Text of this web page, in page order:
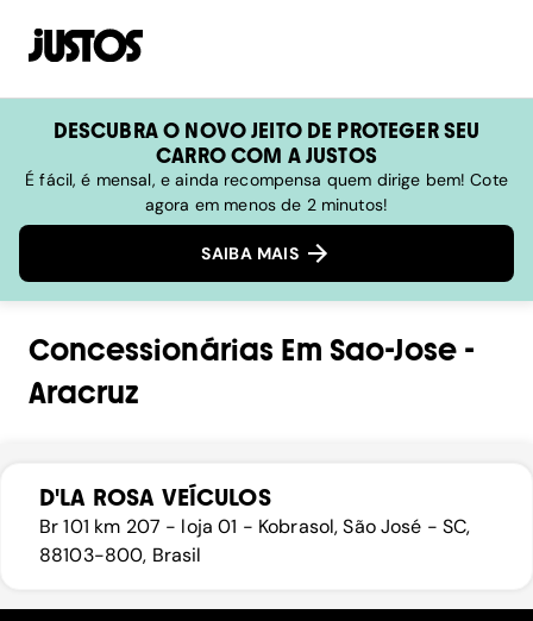
DESCUBRA O NOVO JEITO DE PROTEGER SEU
CARRO COM A JUSTOS
É fácil, é mensal, e ainda recompensa quem dirige bem! Cote
agora em menos de 2 minutos!
SAIBA MAIS
Concessionárias Em Sao-Jose -
Aracruz
D'LA ROSA VEÍCULOS
Br 101 km 207 - loja 01 - Kobrasol, São José - SC,
88103-800, Brasil